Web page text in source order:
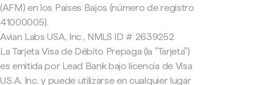
(AFM) en los Países Bajos (número de registro
41000005).
Avian Labs USA, Inc., NMLS ID # 2639252
La Tarjeta Visa de Débito Prepaga (la "Tarjeta")
es emitida por Lead Bank bajo licencia de Visa
U.S.A. Inc. y puede utilizarse en cualquier lugar